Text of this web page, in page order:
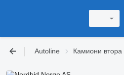
Autoline Камиони втора